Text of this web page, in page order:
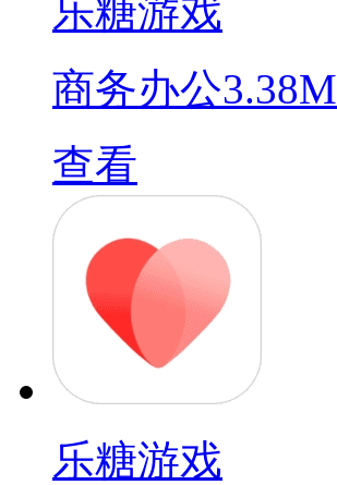
乐糖游戏
商务办公3.38M
查看
乐糖游戏